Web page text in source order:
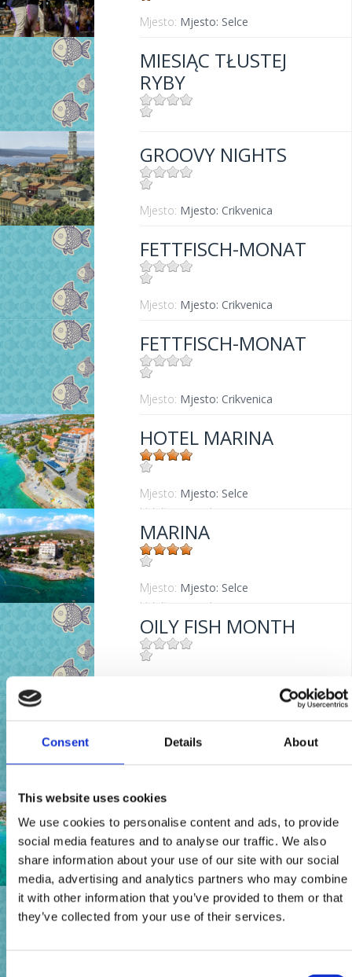
Consent Details About
This website uses cookies
We use cookies to personalise content and ads, to provide
social media features and to analyse our traffic. We also
share information about your use of our site with our social
media, advertising and analytics partners who may combine
it with other information that you’ve provided to them or that
they’ve collected from your use of their services.
Mjesto: Mjesto: Selce
MIESIĄC TŁUSTEJ
RYBY
GROOVY NIGHTS
Mjesto: Mjesto: Crikvenica
FETTFISCH-MONAT
Mjesto: Mjesto: Crikvenica
FETTFISCH-MONAT
Mjesto: Mjesto: Crikvenica
HOTEL MARINA
Mjesto: Mjesto: Selce
Udaljenost od mora:
MARINA
Mjesto: Mjesto: Selce
Udaljenost od mora:
OILY FISH MONTH
AZZURRO
Mjesto:
HOTEL MARINA
Mjesto:Mjesto: Selce
Udaljenost od mora:
20 m
OILY FISH MONTH